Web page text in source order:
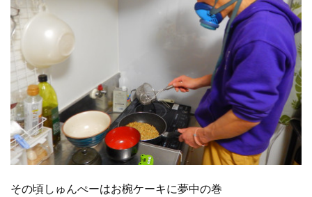
その頃しゅんぺーはお椀ケーキに夢中の巻